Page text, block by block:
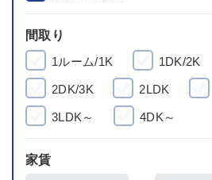
間取り
1ルーム/1K
1DK/2K
2DK/3K 2LDK
3LDK～ 4DK～
家賃